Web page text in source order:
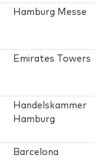
Hamburg Messe
Emirates Towers
Handelskammer
Hamburg
Barcelona